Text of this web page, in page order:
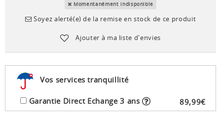
Momentanément indisponible
Soyez alerté(e) de la remise en stock de ce produit
Ajouter à ma liste d'envies
Vos services tranquillité
Garantie Direct Echange 3 ans 89,99€